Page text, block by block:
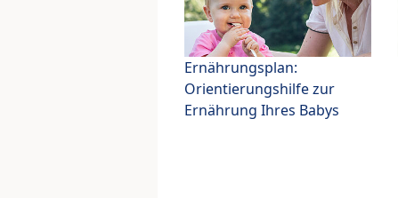
Ernährungsplan:
Orientierungshilfe zur
Ernährung Ihres Babys